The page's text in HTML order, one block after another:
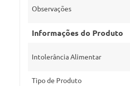
Observações
Informações do Produto
Intolerância Alimentar
Tipo de Produto